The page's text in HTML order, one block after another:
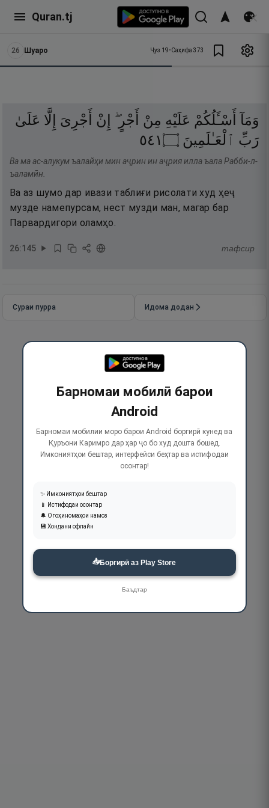
Quran.tj
26 Шуаро Ҷуз 19•Саҳифа 373
وَمَآ أَسْـَٔلُكُمْ عَلَيْهِ مِنْ أَجْرٍ ۖ إِنْ أَجْرِىَ إِلَّا عَلَىٰ
رَبِّ ٱلْعَـٰلَمِينَ ۝١٤٥
Ва ма ас-алукум ъалайҳи мин аҷрин ин аҷрия илла ъала Рабби-л-
ъаламӣн.
Ва аз шумо дар ивази таблиғи рисолати худ ҳеҷ
музде намепурсам, нест музди ман, магар бар
Парвардигори оламҳо.
26:145 тафсир
Сураи пурра Идома додан
Барномаи мобилӣ барои
Android
Барномаи мобилии моро барои Android боргирӣ кунед ва
Қуръони Каримро дар ҳар ҷо бо худ дошта бошед.
Имкониятҳои бештар, интерфейси беҳтар ва истифодаи
осонтар!
✨ Имкониятҳои бештар
📱 Истифодаи осонтар
🔔 Огоҳиномаҳои намоз
💾 Хондани офлайн
📥Боргирӣ аз Play Store
Баъдтар